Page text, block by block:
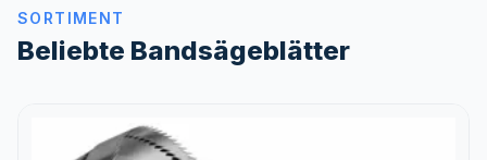
SORTIMENT
Beliebte Bandsägeblätter